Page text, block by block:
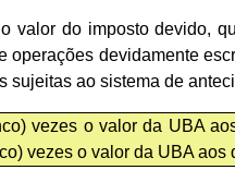
o valor do imposto devido,
operações devidamente
sujeitas ao sistema de
vezes o valor da UBA
vezes o valor da UBA